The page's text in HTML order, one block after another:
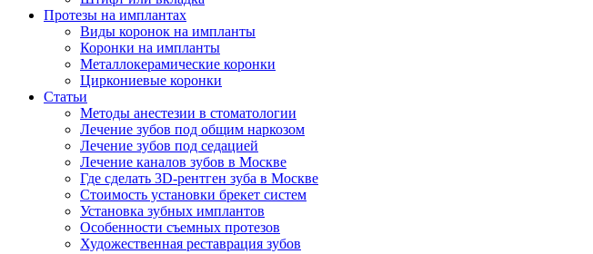
Протезы на имплантах
Виды коронок на импланты
Коронки на импланты
Металлокерамические коронки
Циркониевые коронки
Статьи
Методы анестезии в стоматологии
Лечение зубов под общим наркозом
Лечение зубов под седацией
Лечение каналов зубов в Москве
Где сделать 3D-рентген зуба в Москве
Стоимость установки брекет систем
Установка зубных имплантов
Особенности съемных протезов
Художественная реставрация зубов